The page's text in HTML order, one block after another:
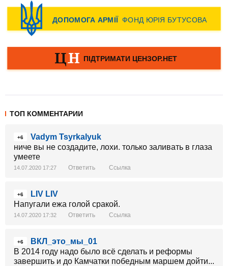
ТОП КОММЕНТАРИИ
+6
Vadym Tsyrkalyuk
ниче вы не создадите, лохи. только заливать в глаза
умеете
14.07.2020 17:27 Ответить Ссылка
+6
LIV LIV
Напугали ежа голой сракой.
14.07.2020 17:32 Ответить Ссылка
+6
ВКЛ_это_мы_01
В 2014 году надо было всё сделать и реформы
завершить и до Камчатки победным маршем дойти...